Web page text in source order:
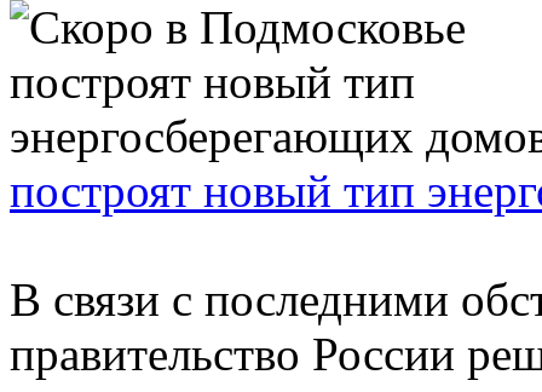
построят новый тип
В связи с последними
правительство России